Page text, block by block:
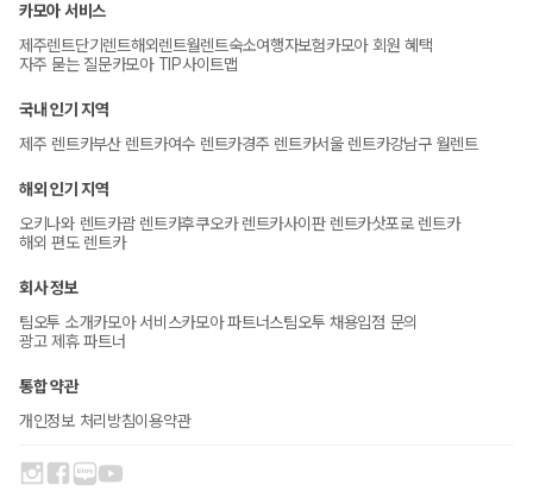
카모아 서비스
제주렌트단기렌트해외렌트월렌트숙소여행자보험카모아 회원 혜택
자주 묻는 질문카모아 TIP사이트맵
국내 인기 지역
제주 렌트카부산 렌트카여수 렌트카경주 렌트카서울 렌트카강남구 월렌트
해외 인기 지역
오키나와 렌트카괌 렌트카후쿠오카 렌트카사이판 렌트카삿포로 렌트카
해외 편도 렌트카
회사 정보
팀오투 소개카모아 서비스카모아 파트너스팀오투 채용입점 문의
광고 제휴 파트너
통합 약관
개인정보 처리방침이용약관